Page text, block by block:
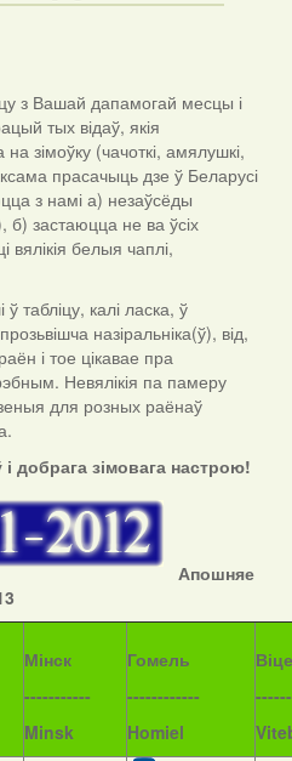
з Вашай дапамогай месцы і
тых відаў, якія
зімоўку (чачоткі, амялушкі,
прасачыць дзе ў Беларусі
з намі а) незаўсёды
б) застаюцца не ва ўсіх
белыя чаплі,
табліцу, калі ласка, ў
назіральніка(ў), від,
і тое цікавае пра
Невялікія па памеру
для розных раёнаў
добрага зімовага настрою!
Апошняе
Мінск
-----------
Minsk
Гомель
------------
Homiel